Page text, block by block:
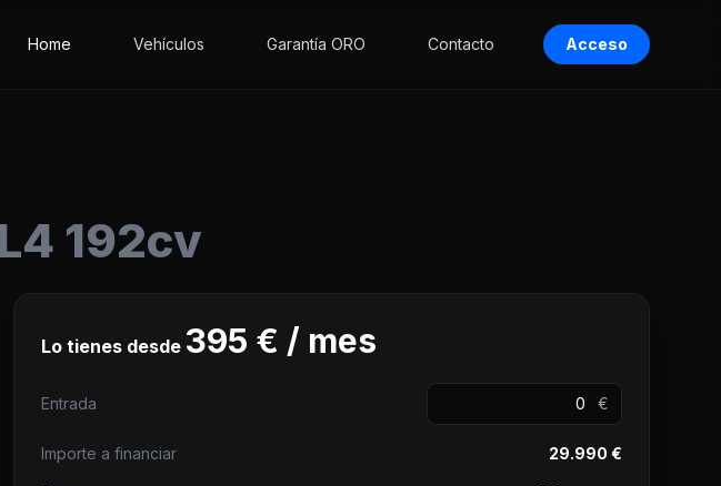
Home Vehículos Garantía ORO Contacto Acceso
192cv
Lo tienes desde 395 € / mes
Entrada €
Importe a financiar 29.990 €